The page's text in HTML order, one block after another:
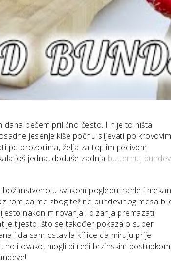
dana pečem prilično često. I nije to ništa
jesenje kiše počnu slijevati po
po prozorima, želja za toplim pecivom
još jedna, doduše zadnja butternut
u svakom pogledu: rahle i
da me zbog težine bundevinog mesa
nakon mirovanja i dizanja premazati
tijesto, što se također pokazalo super
i da sam ostavila kiflice da miruju prije
i ovako, mogli bi reći brzinskim postupkom,